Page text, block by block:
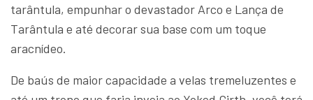
tarântula, empunhar o devastador Arco e Lança de
Tarântula e até decorar sua base com um toque
aracnídeo.
De baús de maior capacidade a velas tremeluzentes e